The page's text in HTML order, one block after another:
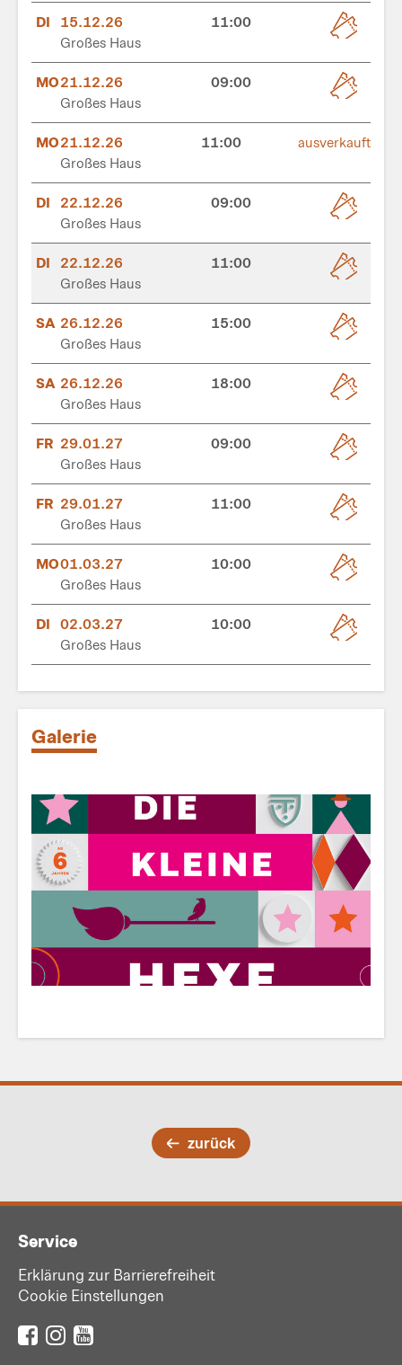
DI 15.12.26
11:00
Großes Haus
MO21.12.26
09:00
Großes Haus
MO21.12.26
11:00
Großes Haus
ausverkauft
DI 22.12.26
09:00
Großes Haus
DI 22.12.26
11:00
Großes Haus
SA 26.12.26
15:00
Großes Haus
SA 26.12.26
18:00
Großes Haus
FR 29.01.27
09:00
Großes Haus
FR 29.01.27
11:00
Großes Haus
MO01.03.27
10:00
Großes Haus
DI 02.03.27
10:00
Großes Haus
Galerie
zurück
Service
Erklärung zur Barrierefreiheit
Cookie Einstellungen